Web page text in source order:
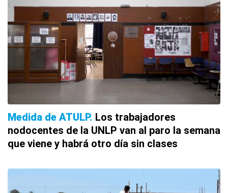
Medida de ATULP Los trabajadores
nodocentes de la UNLP van al paro la semana
que viene y habrá otro día sin clases